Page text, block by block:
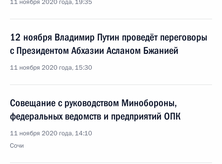
11 ноября 2020 года, 19:35
12 ноября Владимир Путин проведёт переговоры
с Президентом Абхазии Асланом Бжанией
11 ноября 2020 года, 15:30
Совещание с руководством Минобороны,
федеральных ведомств и предприятий ОПК
11 ноября 2020 года, 14:10
Сочи